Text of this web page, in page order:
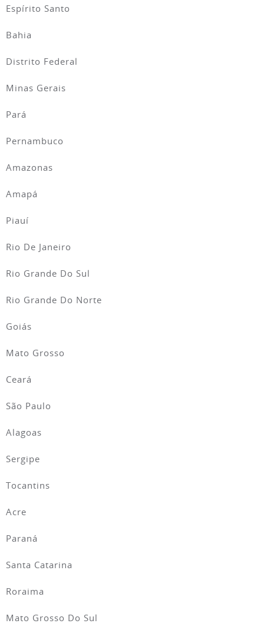
Espírito Santo
Bahia
Distrito Federal
Minas Gerais
Pará
Pernambuco
Amazonas
Amapá
Piauí
Rio De Janeiro
Rio Grande Do Sul
Rio Grande Do Norte
Goiás
Mato Grosso
Ceará
São Paulo
Alagoas
Sergipe
Tocantins
Acre
Paraná
Santa Catarina
Roraima
Mato Grosso Do Sul